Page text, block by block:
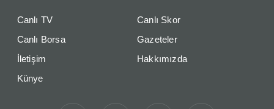
Canlı TV
Canlı Skor
Canlı Borsa
Gazeteler
İletişim
Hakkımızda
Künye